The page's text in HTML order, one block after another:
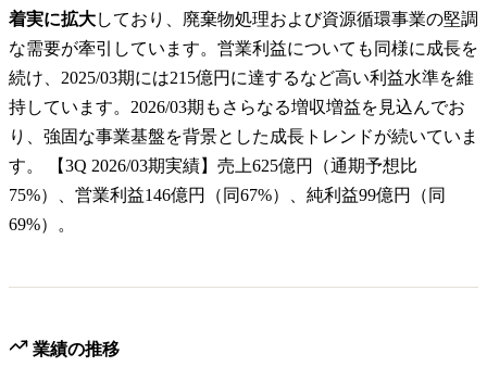
着実に拡大しており、廃棄物処理および資源循環事業の堅調
な需要が牽引しています。営業利益についても同様に成長を
続け、2025/03期には215億円に達するなど高い利益水準を維
持しています。2026/03期もさらなる増収増益を見込んでお
り、強固な事業基盤を背景とした成長トレンドが続いていま
す。 【3Q 2026/03期実績】売上625億円（通期予想比
75%）、営業利益146億円（同67%）、純利益99億円（同
69%）。
業績の推移